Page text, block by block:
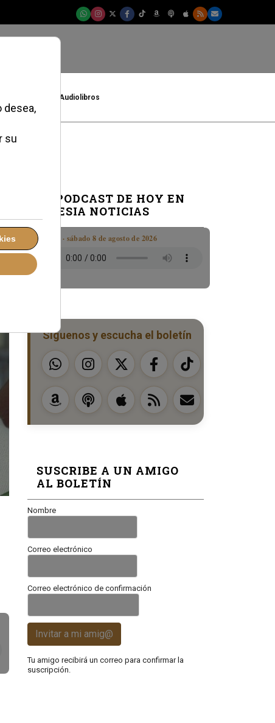
Audiolibros
EL PODCAST DE HOY EN
IGLESIA NOTICIAS
Boletín · sábado 8 de agosto de 2026
Síguenos y escucha el boletín
SUSCRIBE A UN AMIGO
AL BOLETÍN
Nombre
Correo electrónico
Correo electrónico de confirmación
Invitar a mi amig@
Tu amigo recibirá un correo para confirmar la
suscripción.